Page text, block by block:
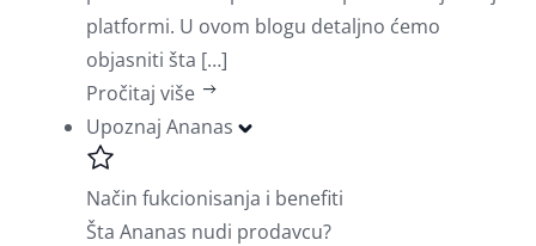
platformi. U ovom blogu detaljno ćemo
objasniti šta […]
Pročitaj više
Upoznaj Ananas
Način fukcionisanja i benefiti
Šta Ananas nudi prodavcu?